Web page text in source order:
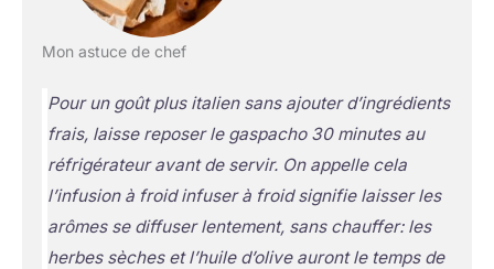
Mon astuce de chef
Pour un goût plus italien sans ajouter d’ingrédients
frais, laisse reposer le gaspacho 30 minutes au
réfrigérateur avant de servir. On appelle cela
l’infusion à froidinfuser à froid signifie laisser les
arômes se diffuser lentement, sans chauffer: les
herbes sèches et l’huile d’olive auront le temps de